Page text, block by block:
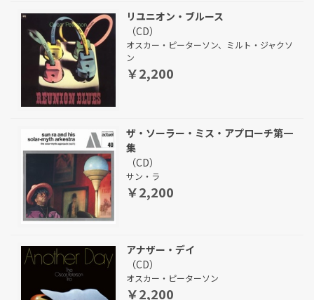
リユニオン・ブルース
（CD）
オスカー・ピーターソン、ミルト・ジャクソ
ン
￥2,200
ザ・ソーラー・ミス・アプローチ第一
集
（CD）
サン・ラ
￥2,200
アナザー・デイ
（CD）
オスカー・ピーターソン
￥2,200